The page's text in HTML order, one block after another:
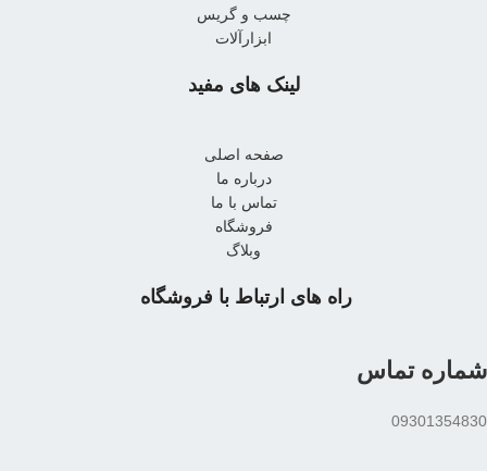
چسب و گریس
ابزارآلات
لینک های مفید
صفحه اصلی
درباره ما
تماس با ما
فروشگاه
وبلاگ
راه های ارتباط با فروشگاه
شماره تماس
09301354830